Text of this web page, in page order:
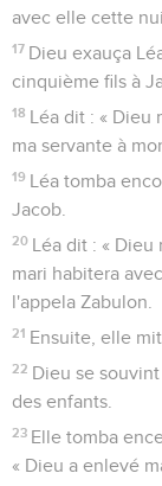
avec elle cette
17 Dieu exauça
cinquième fils à
18 Léa dit : « Dieu
ma servante à
19 Léa tomba
Jacob.
20 Léa dit : « Dieu
mari habitera
l'appela Zabulon.
21 Ensuite, elle
22 Dieu se
des enfants.
23 Elle tomba
« Dieu a enlevé